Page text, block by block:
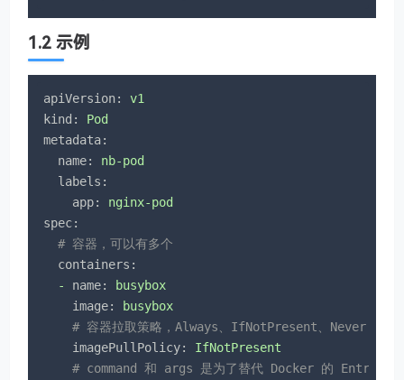
1.2 示例
apiVersion:
v1
kind:
Pod
metadata:
name:
nb-pod
labels:
app:
nginx-pod
spec:
# 容器，可以有多个
containers:
-
name:
busybox
image:
busybox
# 容器拉取策略，Always、IfNotPresent、Never
imagePullPolicy:
IfNotPresent
# command 和 args 是为了替代 Docker 的